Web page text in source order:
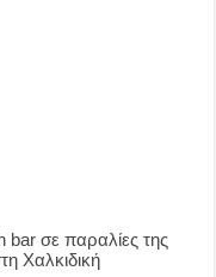
bar σε παραλίες της
Χαλκιδική